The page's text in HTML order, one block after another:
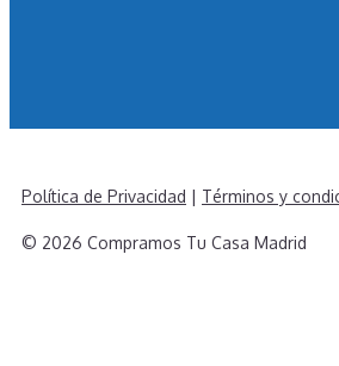
Política de Privacidad | Términos y
© 2026 Compramos Tu Casa Madrid